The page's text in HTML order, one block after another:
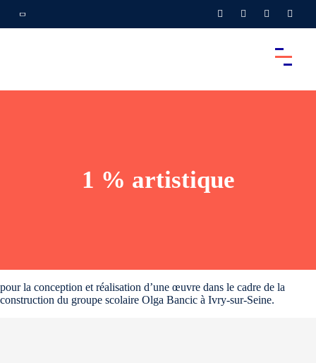
1 % artistique
pour la conception et réalisation d’une œuvre dans le cadre de la
construction du groupe scolaire Olga Bancic à Ivry-sur-Seine.